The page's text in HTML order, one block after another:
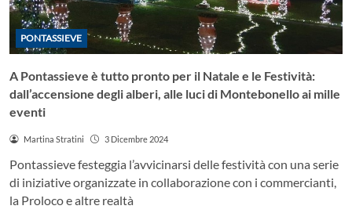
PONTASSIEVE
A Pontassieve è tutto pronto per il Natale e le Festività:
dall’accensione degli alberi, alle luci di Montebonello ai mille
eventi
Martina Stratini 3 Dicembre 2024
Pontassieve festeggia l’avvicinarsi delle festività con una serie
di iniziative organizzate in collaborazione con i commercianti,
la Proloco e altre realtà